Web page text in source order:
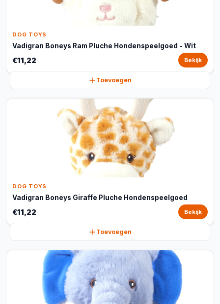
DOG TOYS
Vadigran Boneys Ram Pluche Hondenspeelgoed - Wit
€11,22 Bekijk
Toevoegen
DOG TOYS
Vadigran Boneys Giraffe Pluche Hondenspeelgoed
€11,22 Bekijk
Toevoegen